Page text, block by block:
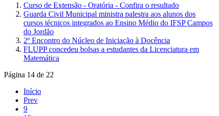
Curso de Extensão - Oratória - Confira o resultado
Guarda Civil Municipal ministra palestra aos alunos dos
cursos técnicos integrados ao Ensino Médio do IFSP Campos
do Jordão
2º Encontro do Núcleo de Iniciação à Docência
FLUPP concedeu bolsas a estudantes da Licenciatura em
Matemática
Página 14 de 22
Início
Prev
9